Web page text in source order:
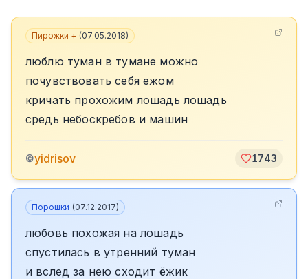
Пирожки + (07.05.2018)
люблю туман в тумане можно
почувствовать себя ежом
кричать прохожим лошадь лошадь
средь небоскребов и машин
©yidrisov 1743
Порошки (07.12.2017)
любовь похожая на лошадь
спустилась в утренний туман
и вслед за нею сходит ёжик